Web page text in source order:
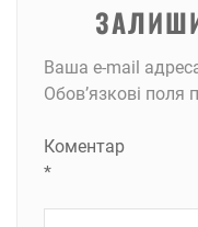
Ваша e-mail
Обов’язкові поля
Коментар
*